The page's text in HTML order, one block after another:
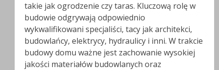
takie jak ogrodzenie czy taras. Kluczową rolę w
budowie odgrywają odpowiednio
wykwalifikowani specjaliści, tacy jak architekci,
budowlańcy, elektrycy, hydraulicy i inni. W trakcie
budowy domu ważne jest zachowanie wysokiej
jakości materiałów budowlanych oraz